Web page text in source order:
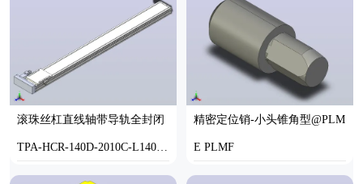
滚珠丝杠直线轴带导轨全封闭
TPA-HCR-140D-2010C-L1400-
ML-Y-P40-N3
STEP
精密定位销-小头锥角型@PLM
E PLMF
STP